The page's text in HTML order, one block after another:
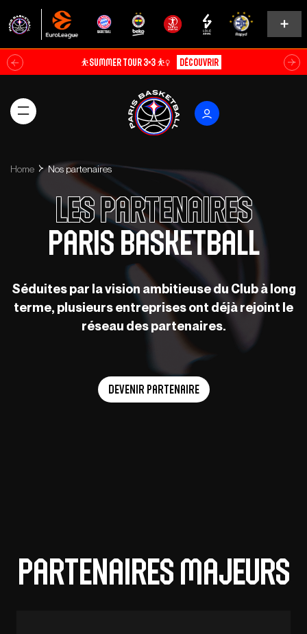
⛹️SUMMER TOUR 3×3 ⛹️‍♀️ Découvrir
Home Nos partenaires
Les partenaires
Paris Basketball
Séduites par la vision ambitieuse du Club à long
terme, plusieurs entreprises ont déjà rejoint le
réseau des partenaires.
Devenir Partenaire
Partenaires majeurs